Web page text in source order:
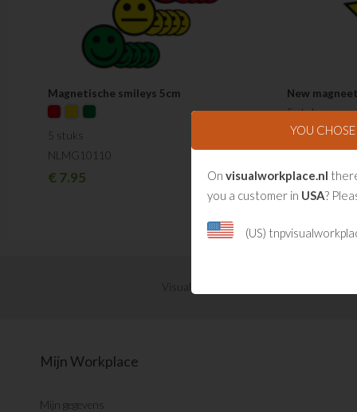
Magnetische smileys 5cm
5 stuks
NLMG10110
€7.95
New
5 stuks
€12.95
Visual Management updates ontvangen?
Mijn Workplace
Mijn gegevens
YOU CHOSE
On visualworkplace.nl
you a customer in USA?
(US)